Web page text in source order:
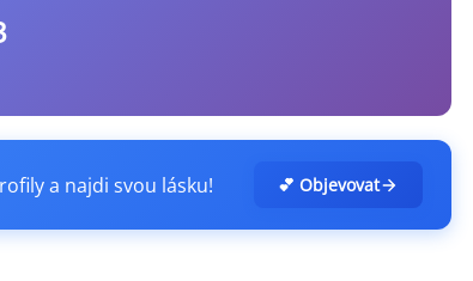
a najdi svou lásku! 💕 Objevovat